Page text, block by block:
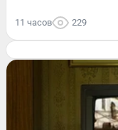
11 часов 229